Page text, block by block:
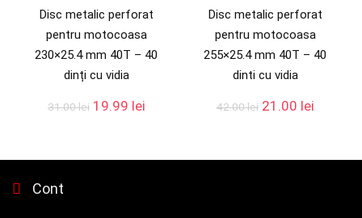
Disc metalic perforat
pentru motocoasa
230×25.4 mm 40T – 40
dinți cu vidia
31.00lei 19.99 lei
Disc metalic perforat
pentru motocoasa
255×25.4 mm 40T – 40
dinti cu vidia
42.00lei 21.00 lei
Cont